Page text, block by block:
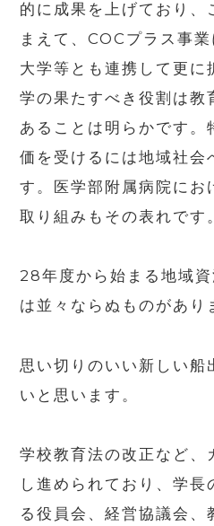
的に成果を上げており、
まえて、COCプラス事
大学等とも連携して更に
学の果たすべき役割は教
あることは明らかです。
価を受けるには地域社会
す。医学部附属病院にお
取り組みもその表れです
28年度から始まる地域
は並々ならぬものがあり
思い切りのいい新しい船
いと思います。
学校教育法の改正など、
し進められており、学長
る役員会、経営協議会、